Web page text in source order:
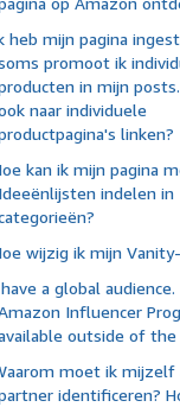
heb mijn pagina
promoot ik
in mijn
naar individuele
linken?
kan ik mijn pagina
Ideeënlijsten indelen in
wijzig ik mijn Vanity-
a global
Influencer
outside of the
moet ik mijzelf
identificeren?